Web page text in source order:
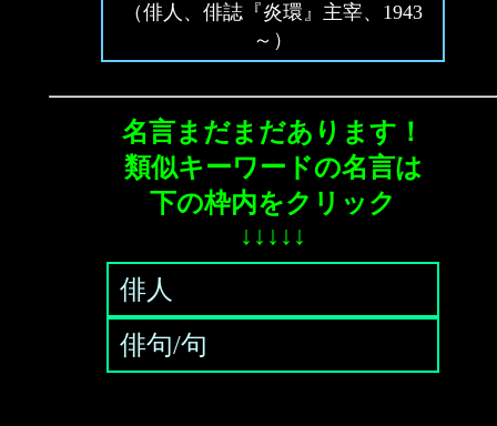
（俳人、俳誌『炎環』主宰、1943
～）
名言まだまだあります！
類似キーワードの名言は
下の枠内をクリック
↓↓↓↓↓
俳人
俳句/句